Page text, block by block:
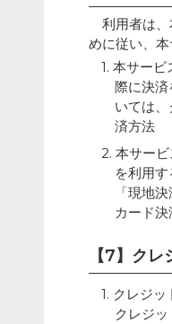
利用者は
めに従い、本
1. 本サー
際に決
いては
済方法
2. 本サー
を利用
「現地
カード
【7】ク
1. クレジ
クレジ